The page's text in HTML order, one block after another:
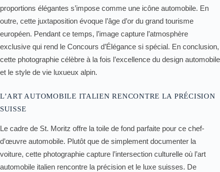
proportions élégantes s’impose comme une icône automobile. En
outre, cette juxtaposition évoque l’âge d’or du grand tourisme
européen. Pendant ce temps, l’image capture l’atmosphère
exclusive qui rend le Concours d’Élégance si spécial. En conclusion,
cette photographie célèbre à la fois l’excellence du design automobile
et le style de vie luxueux alpin.
L’ART AUTOMOBILE ITALIEN RENCONTRE LA PRÉCISION
SUISSE
Le cadre de St. Moritz offre la toile de fond parfaite pour ce chef-
d’œuvre automobile. Plutôt que de simplement documenter la
voiture, cette photographie capture l’intersection culturelle où l’art
automobile italien rencontre la précision et le luxe suisses. De